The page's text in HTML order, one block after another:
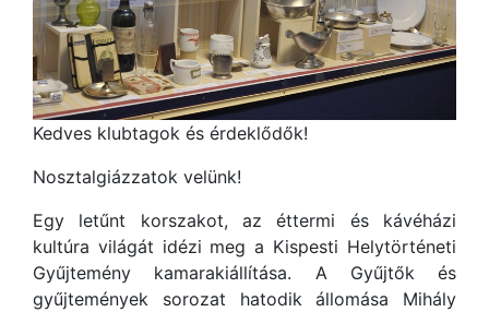
Kedves klubtagok és érdeklődők!
Nosztalgiázzatok velünk!
Egy letűnt korszakot, az éttermi és kávéházi
kultúra világát idézi meg a Kispesti Helytörténeti
Gyűjtemény kamarakiállítása. A Gyűjtők és
gyűjtemények sorozat hatodik állomása Mihály